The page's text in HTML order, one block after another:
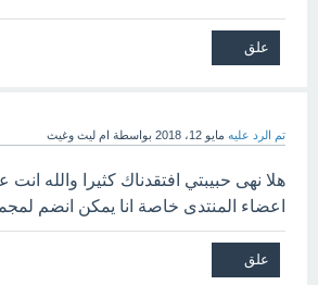
تم الرد عليه مايو 12، 2018 بواسطة ام ليث وغيث
هلا نهى حبيبتي افتقدناك كثيرا والله
اعضاء المنتدى خاصة انا يمكن انضم